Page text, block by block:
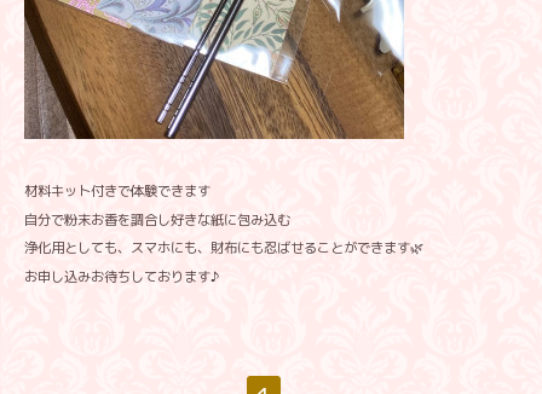
材料キット付きで体験できます
自分で粉末お香を調合し好きな紙に包み込む
浄化用としても、スマホにも、財布にも忍ばせることができます🌿
お申し込みお待ちしております♪